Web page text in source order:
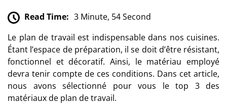
Read Time: 3 Minute, 54 Second
Le plan de travail est indispensable dans nos cuisines.
Étant l’espace de préparation, il se doit d’être résistant,
fonctionnel et décoratif. Ainsi, le matériau employé
devra tenir compte de ces conditions. Dans cet article,
nous avons sélectionné pour vous le top 3 des
matériaux de plan de travail.